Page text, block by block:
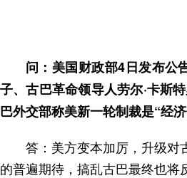
问：美国财政部4日发布公
子、古巴革命领导人劳尔·卡斯
巴外交部称美新一轮制裁是“经
答：美方变本加厉，升级对
的普遍期待，搞乱古巴最终也